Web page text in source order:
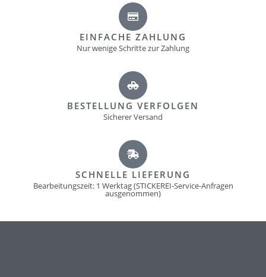
EINFACHE ZAHLUNG
Nur wenige Schritte zur Zahlung
BESTELLUNG VERFOLGEN
Sicherer Versand
SCHNELLE LIEFERUNG
Bearbeitungszeit: 1 Werktag (STICKEREI-Service-Anfragen
ausgenommen)